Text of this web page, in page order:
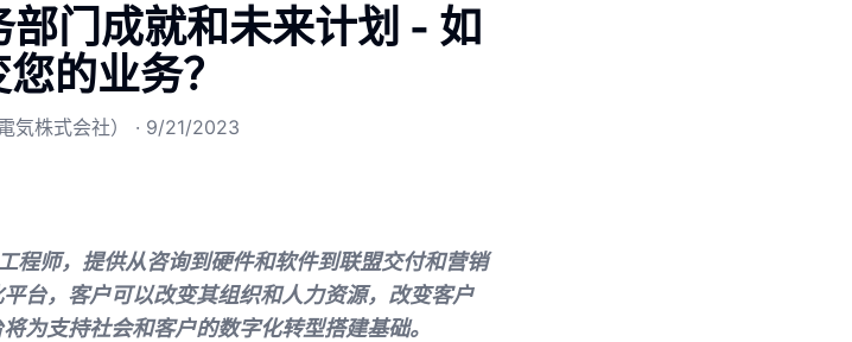
门成就和未来计划 - 如
的业务？
気株式会社） · 9/21/2023
程师，提供从咨询到硬件和软件到联盟交付和营销
台，客户可以改变其组织和人力资源，改变客户
为支持社会和客户的数字化转型搭建基础。